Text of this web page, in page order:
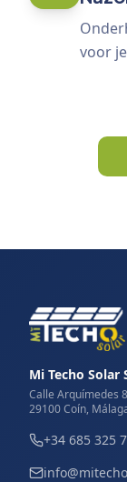
voor
Mi Techo Solar
Calle Arquímedes
29100 Coín,
+34 685 325